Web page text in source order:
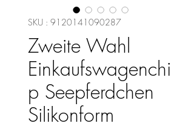
SKU : 9120141090287
Zweite Wahl
Einkaufswagenchi
p Seepferdchen
Silikonform